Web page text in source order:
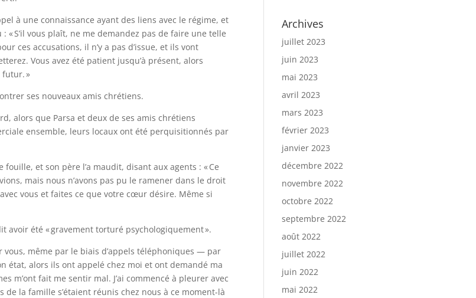
à une connaissance ayant des liens avec le régime, et
S’il vous plaît, ne me demandez pas de faire une telle
ces accusations, il n’y a pas d’issue, et ils vont
Vous avez été patient jusqu’à présent, alors
»
ses nouveaux amis chrétiens.
alors que Parsa et deux de ses amis chrétiens
ensemble, leurs locaux ont été perquisitionnés par
et son père l’a maudit, disant aux agents : « Ce
mais nous n’avons pas pu le ramener dans le droit
vous et faites ce que votre cœur désire. Même si
avoir été « gravement torturé psychologiquement ».
même par le biais d’appels téléphoniques — par
état, alors ils ont appelé chez moi et ont demandé ma
m’ont fait me sentir mal. J’ai commencé à pleurer avec
la famille s’étaient réunis chez nous à ce moment-là
Archives
juillet 2023
juin 2023
mai 2023
avril 2023
mars 2023
février 2023
janvier 2023
décembre 2022
novembre 2022
octobre 2022
septembre 2022
août 2022
juillet 2022
juin 2022
mai 2022